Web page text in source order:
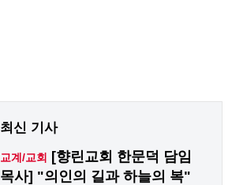
최신 기사
교계/교회
[향린교회 한문덕 담임
목사] "의인의 길과 하늘의 복"